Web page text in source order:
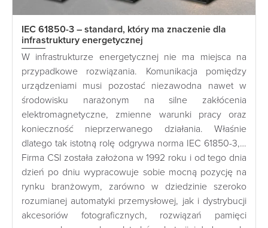
IEC 61850-3 – standard, który ma znaczenie dla
infrastruktury energetycznej
W infrastrukturze energetycznej nie ma miejsca na
przypadkowe rozwiązania. Komunikacja pomiędzy
urządzeniami musi pozostać niezawodna nawet w
środowisku narażonym na silne zakłócenia
elektromagnetyczne, zmienne warunki pracy oraz
konieczność nieprzerwanego działania. Właśnie
dlatego tak istotną rolę odgrywa norma IEC 61850-3,…
Firma CSI została założona w 1992 roku i od tego dnia
dzień po dniu wypracowuje sobie mocną pozycję na
rynku branżowym, zarówno w dziedzinie szeroko
rozumianej automatyki przemysłowej, jak i dystrybucji
akcesoriów fotograficznych, rozwiązań pamięci